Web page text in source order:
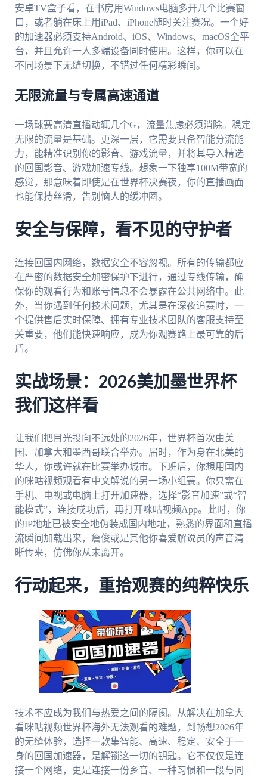
安卓TV盒子看，在书房用Windows电脑多开几个比赛窗
口，或者躺在床上用iPad、iPhone随时关注赛况。一个好
的加速器必须支持Android、iOS、Windows、macOS全平
台，并且允许一人多端设备同时使用。这样，你可以在
不同场景下无缝切换，不错过任何精彩瞬间。
无限流量与专属高速通道
一场球赛高清直播动辄几个G，流量焦虑必须消除。稳定
无限的流量是基础。更深一层，它需要具备智能分流能
力，能精准识别你的影音、游戏流量，并将其导入精选
的回国影音、游戏加速专线。想象一下独享100M带宽的
感觉，那意味着即使是在世界杯决赛夜，你的直播画面
也能保持丝滑，告别恼人的缓冲圈。
安全与保障，看不见的守护者
连接回国内网络，数据安全不容忽视。所有的传输都应
在严密的数据安全加密保护下进行，通过专线传输，确
保你的观看行为和账号信息不会暴露在公共网络中。此
外，当你遇到任何技术问题，尤其是在深夜追赛时，一
个提供售后实时保障、拥有专业技术团队的客服支持至
关重要，他们能快速响应，成为你观赛路上最可靠的后
盾。
实战场景：2026美加墨世界杯
我们这样看
让我们把目光投向不远处的2026年，世界杯首次由美
国、加拿大和墨西哥联合举办。届时，作为身在北美的
华人，你或许就在比赛举办城市。下班后，你想用国内
的咪咕视频观看有中文解说的另一场小组赛。你只需在
手机、电视或电脑上打开加速器，选择“影音加速”或“智
能模式”，连接成功后，再打开咪咕视频App。此时，你
的IP地址已被安全地伪装成国内地址，熟悉的界面和直播
流瞬间加载出来，詹俊或是其他你喜爱解说员的声音清
晰传来，仿佛你从未离开。
行动起来，重拾观赛的纯粹快乐
技术不应成为我们与热爱之间的隔阂。从解决在加拿大
看咪咕视频世界杯海外无法观看的难题，到畅想2026年
的无缝体验，选择一款集智能、高速、稳定、安全于一
身的回国加速器，是解锁这一切的钥匙。它不仅仅是连
接一个网络，更是连接一份乡音、一种习惯和一段与同